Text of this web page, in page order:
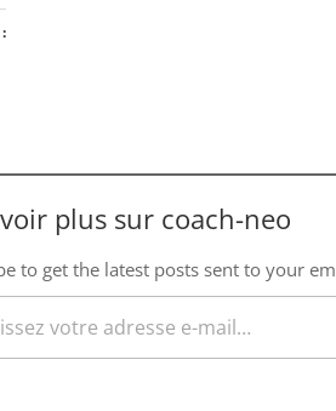
plus sur coach-neo
to get the latest posts sent to your